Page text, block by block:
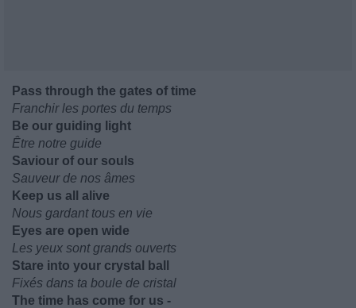
Pass through the gates of time
Franchir les portes du temps
Be our guiding light
Être notre guide
Saviour of our souls
Sauveur de nos âmes
Keep us all alive
Nous gardant tous en vie
Eyes are open wide
Les yeux sont grands ouverts
Stare into your crystal ball
Fixés dans ta boule de cristal
The time has come for us -